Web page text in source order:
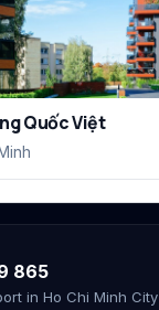
Quốc Việt
865
in Ho Chi Minh City